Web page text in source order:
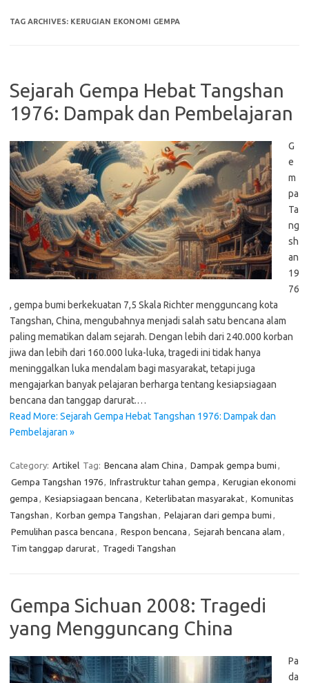
TAG ARCHIVES: KERUGIAN EKONOMI GEMPA
Sejarah Gempa Hebat Tangshan
1976: Dampak dan Pembelajaran
G
e
m
pa
Ta
ng
sh
an
19
76
, gempa bumi berkekuatan 7,5 Skala Richter mengguncang kota
Tangshan, China, mengubahnya menjadi salah satu bencana alam
paling mematikan dalam sejarah. Dengan lebih dari 240.000 korban
jiwa dan lebih dari 160.000 luka-luka, tragedi ini tidak hanya
meninggalkan luka mendalam bagi masyarakat, tetapi juga
mengajarkan banyak pelajaran berharga tentang kesiapsiagaan
bencana dan tanggap darurat.…
Read More: Sejarah Gempa Hebat Tangshan 1976: Dampak dan
Pembelajaran »
Category: Artikel Tag: Bencana alam China , Dampak gempa bumi ,
Gempa Tangshan 1976, Infrastruktur tahan gempa , Kerugian ekonomi
gempa , Kesiapsiagaan bencana , Keterlibatan masyarakat, Komunitas
Tangshan , Korban gempa Tangshan , Pelajaran dari gempa bumi ,
Pemulihan pasca bencana , Respon bencana , Sejarah bencana alam ,
Tim tanggap darurat, Tragedi Tangshan
Gempa Sichuan 2008: Tragedi
yang Mengguncang China
Pa
da